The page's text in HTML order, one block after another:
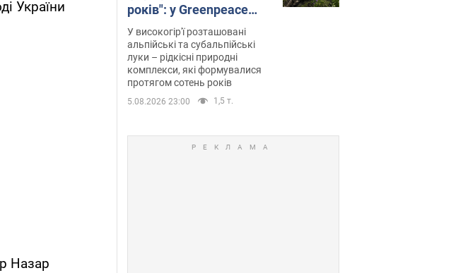
України
Назар
років": у Greenpeace
забили на сполох
У високогір'ї розташовані
альпійські та субальпійські
луки – рідкісні природні
комплекси, які формувалися
протягом сотень років
5.08.2026 23:00 1,5 т.